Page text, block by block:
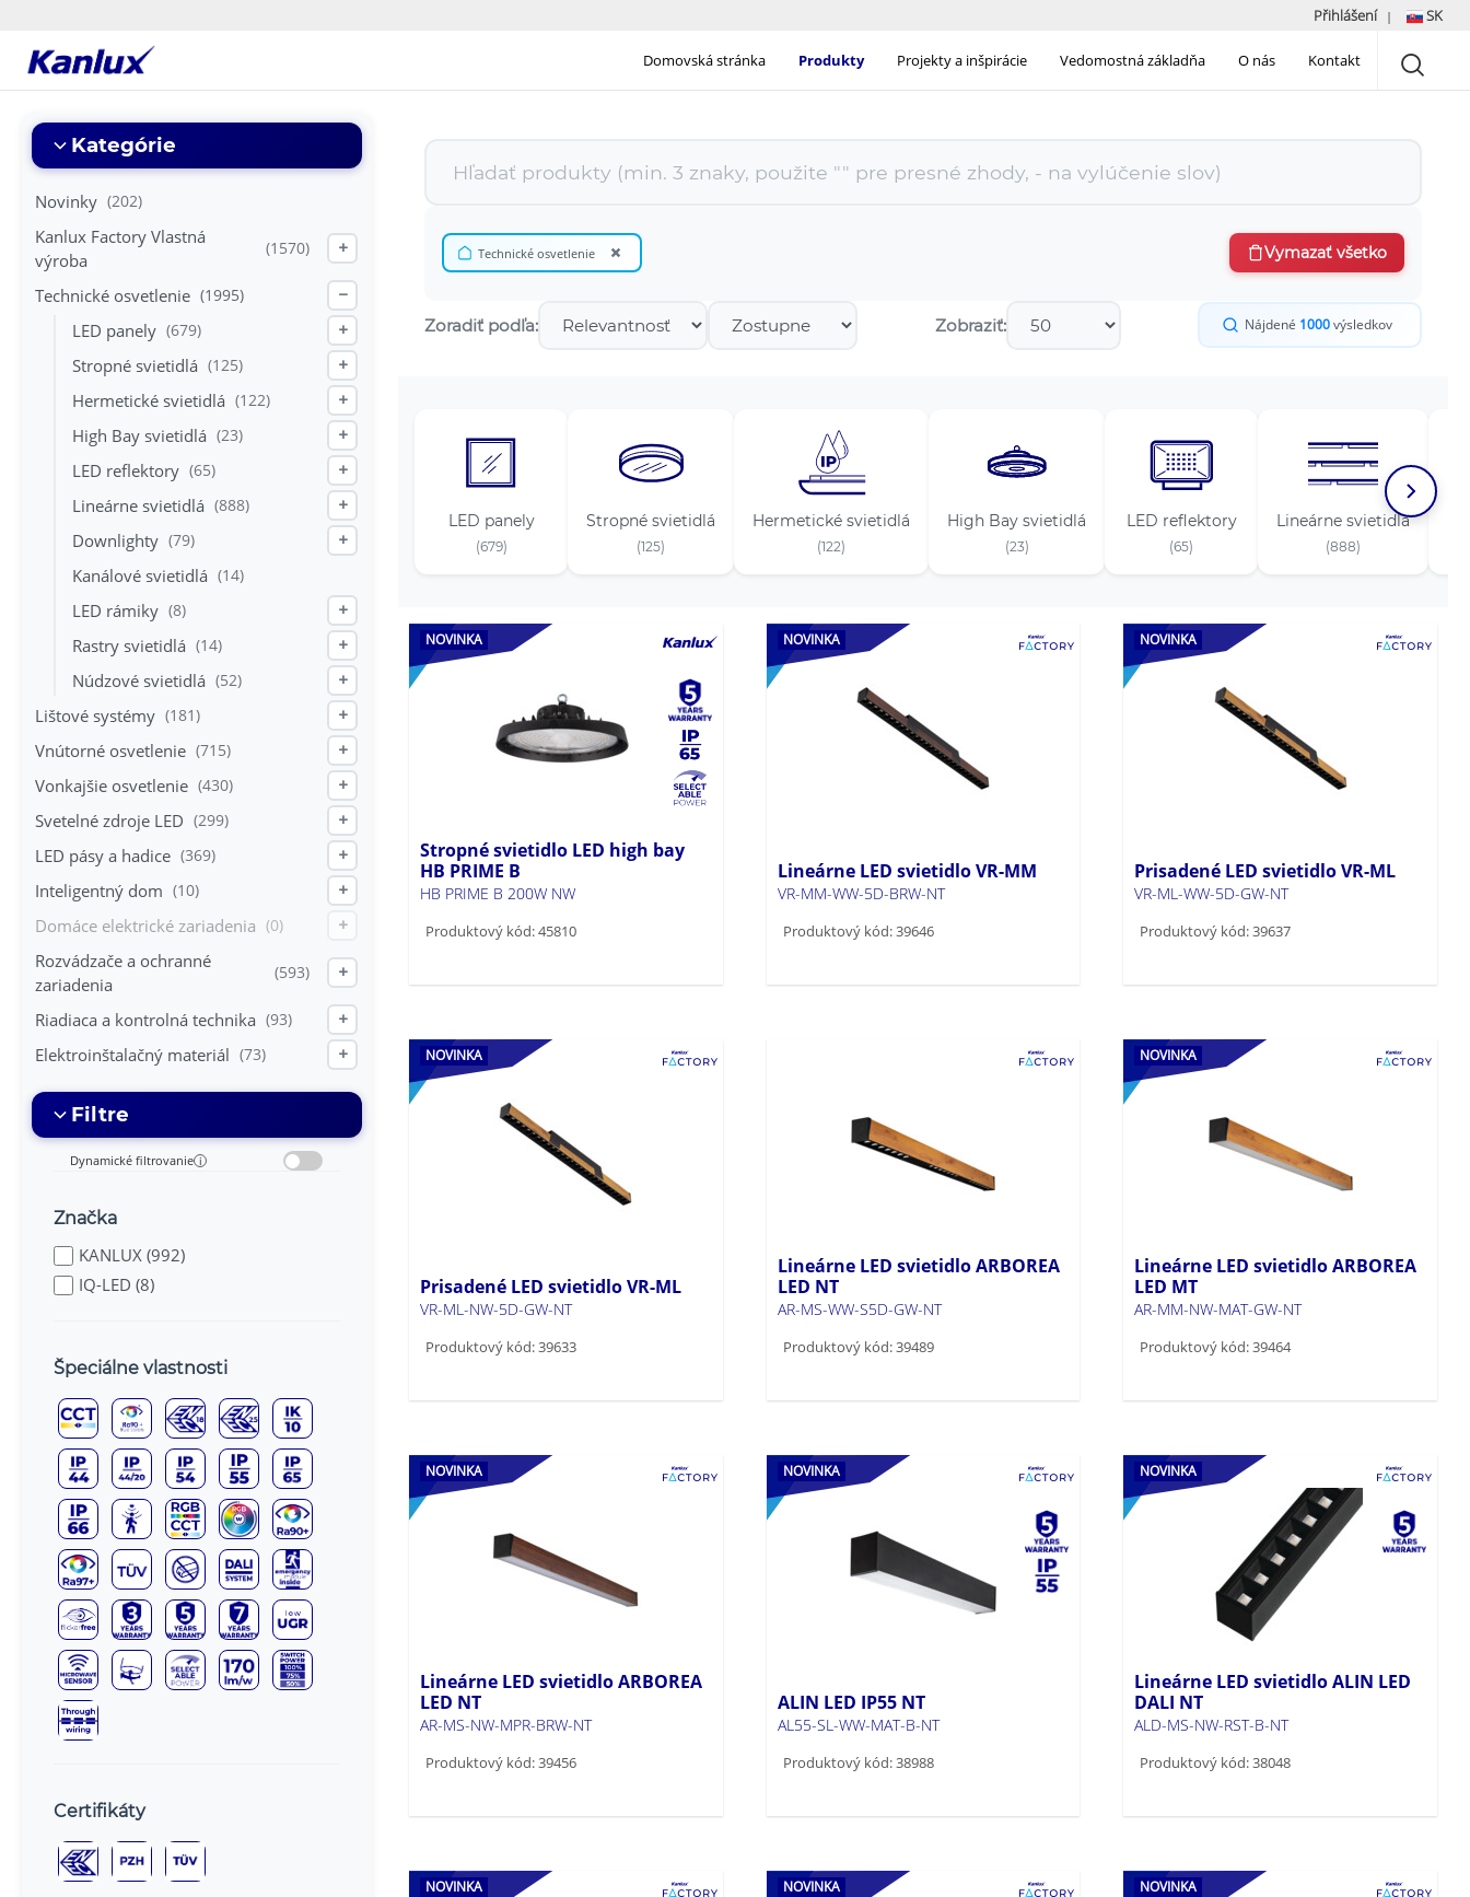
Přihlášení | SK
Strona
Kanlux
Domovská stránka Produkty Projekty a inšpirácie Vedomostná základňa O nás Kontakt
Kategórie
Novinky (202)
Kanlux Factory Vlastná
výroba
(1570) +
Technické osvetlenie (1995) −
LED panely (679) +
Stropné svietidlá (125) +
Hermetické svietidlá (122) +
High Bay svietidlá (23) +
LED reflektory (65) +
Lineárne svietidlá (888) +
Downlighty (79) +
Kanálové svietidlá (14)
LED rámiky (8) +
Rastry svietidlá (14) +
Núdzové svietidlá (52) +
Lištové systémy (181) +
Vnútorné osvetlenie (715) +
Vonkajšie osvetlenie (430) +
Svetelné zdroje LED (299) +
LED pásy a hadice (369) +
Inteligentný dom (10) +
Domáce elektrické zariadenia (0) +
Rozvádzače a ochranné
zariadenia
(593) +
Riadiaca a kontrolná technika (93) +
Elektroinštalačný materiál (73) +
Filtre
Dynamické filtrovanie i
Značka
KANLUX (992)
IQ-LED (8)
Špeciálne vlastnosti
Certifikáty
Technické osvetlenie × Vymazať všetko
Zoradiť podľa: Zobraziť: Nájdené 1000výsledkov
LED panely
(679)
Stropné svietidlá
(125)
Hermetické svietidlá
(122)
High Bay svietidlá
(23)
LED reflektory
(65)
Lineárne svietidlá
(888)
NOVINKA
Stropné svietidlo LED high bay
HB PRIME B
HB PRIME B 200W NW
Produktový kód: 45810
NOVINKA
Lineárne LED svietidlo VR-MM
VR-MM-WW-5D-BRW-NT
Produktový kód: 39646
NOVINKA
Prisadené LED svietidlo VR-ML
VR-ML-WW-5D-GW-NT
Produktový kód: 39637
NOVINKA
Prisadené LED svietidlo VR-ML
VR-ML-NW-5D-GW-NT
Produktový kód: 39633
Lineárne LED svietidlo ARBOREA
LED NT
AR-MS-WW-S5D-GW-NT
Produktový kód: 39489
NOVINKA
Lineárne LED svietidlo ARBOREA
LED MT
AR-MM-NW-MAT-GW-NT
Produktový kód: 39464
NOVINKA
Lineárne LED svietidlo ARBOREA
LED NT
AR-MS-NW-MPR-BRW-NT
Produktový kód: 39456
NOVINKA
ALIN LED IP55 NT
AL55-SL-WW-MAT-B-NT
Produktový kód: 38988
NOVINKA
Lineárne LED svietidlo ALIN LED
DALI NT
ALD-MS-NW-RST-B-NT
Produktový kód: 38048
NOVINKA NOVINKA NOVINKA